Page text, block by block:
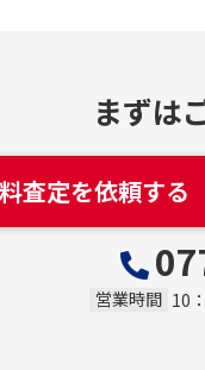
まずは
査定を依頼する
営業時間 10